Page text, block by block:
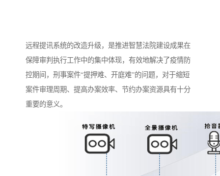
远程提讯系统的改造升级，是推进智慧法院建设成果在
保障审判执行工作中的集中体现，有效地解决了疫情防
控期间，刑事案件“提押难、开庭难”的问题，对于缩短
案件审理周期、提高办案效率、节约办案资源具有十分
重要的意义。